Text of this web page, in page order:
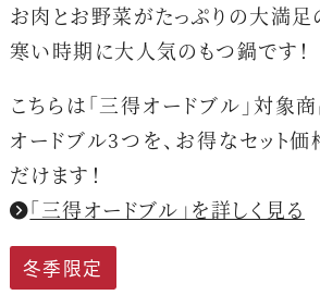
お肉とお野菜がたっぷりの大満足
寒い時期に大人気のもつ鍋です！
こちらは「三得オードブル」対象
オードブル3つを、お得なセット
だけます！
「三得オードブル」を詳しく見る
冬季限定